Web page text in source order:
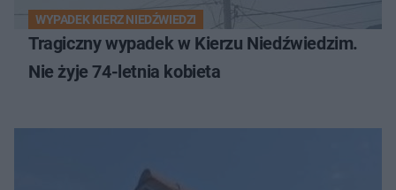
WYPADEK KIERZ NIEDŹWIEDZI
Tragiczny wypadek w Kierzu Niedźwiedzim.
Nie żyje 74-letnia kobieta